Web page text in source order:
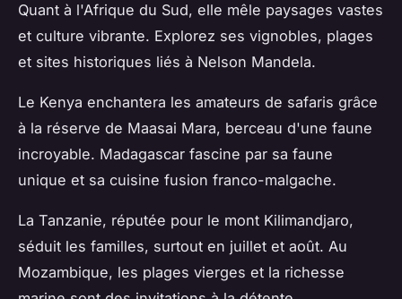
Quant à l'Afrique du Sud, elle mêle paysages vastes
et culture vibrante. Explorez ses vignobles, plages
et sites historiques liés à Nelson Mandela.
Le Kenya enchantera les amateurs de safaris grâce
à la réserve de Maasai Mara, berceau d'une faune
incroyable. Madagascar fascine par sa faune
unique et sa cuisine fusion franco-malgache.
La Tanzanie, réputée pour le mont Kilimandjaro,
séduit les familles, surtout en juillet et août. Au
Mozambique, les plages vierges et la richesse